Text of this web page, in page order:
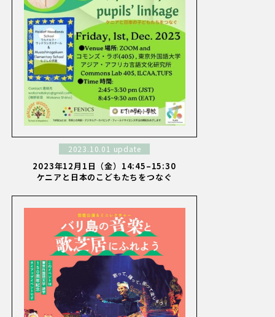
2023.10.01 update
2023年12月1日（金）14:45–15:30
ケニアと日本のこどもたちをつなぐ